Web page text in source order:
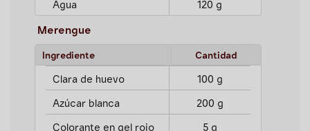
Agua 120 g
Merengue
Ingrediente Cantidad
Clara de huevo 100 g
Azúcar blanca 200 g
Colorante en gel rojo 5 g